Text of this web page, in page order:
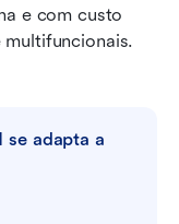
e com custo
multifuncionais.
se adapta a